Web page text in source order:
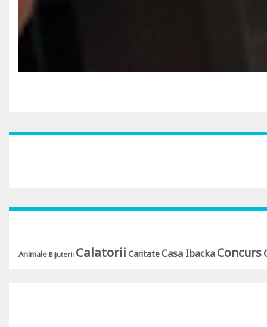
Animale Bijuterii Calatorii CaritateCasa IbackaConcurs